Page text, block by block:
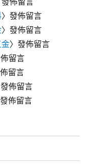
〉發佈留言
〉發佈留言
〉發佈留言
留言
留言
佈留言
佈留言